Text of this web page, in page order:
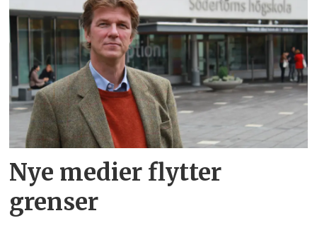
Nye medier flytter
grenser